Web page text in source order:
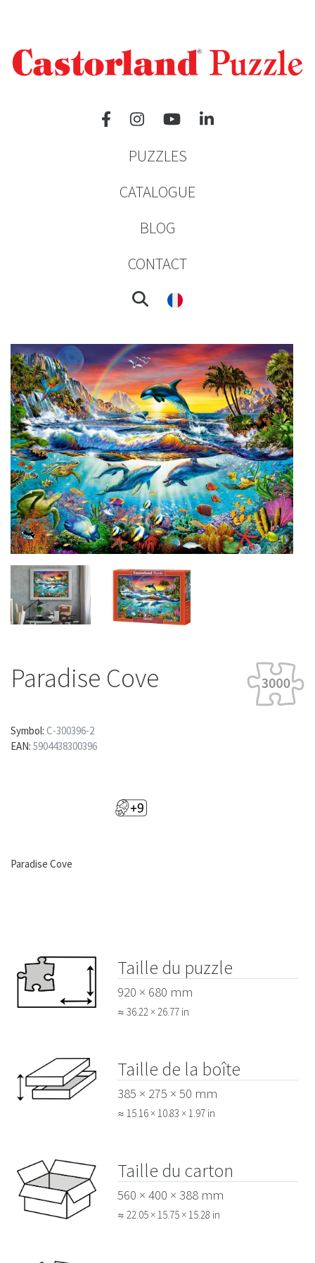
PUZZLES
CATALOGUE
BLOG
CONTACT
Paradise Cove
Symbol: C-300396-2
EAN: 5904438300396
Paradise Cove
Taille du puzzle
920 × 680 mm
≈ 36.22 × 26.77 in
Taille de la boîte
385 × 275 × 50 mm
≈ 15.16 × 10.83 × 1.97 in
Taille du carton
560 × 400 × 388 mm
≈ 22.05 × 15.75 × 15.28 in